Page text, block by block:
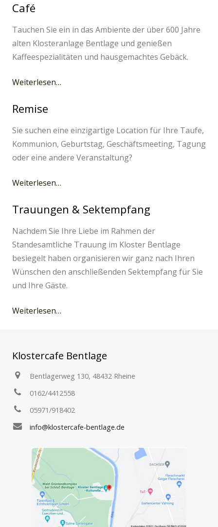
Café
Tauchen Sie ein in das Ambiente der über 600 Jahre
alten Klosteranlage Bentlage und genießen
Kaffeespezialitäten und hausgemachtes Gebäck.
Weiterlesen…
Remise
Sie suchen eine einzigartige Location für Ihre Taufe,
Kommunion, Geburtstag, Geschäftsmeeting, Tagung
oder eine andere Veranstaltung?
Weiterlesen…
Trauungen & Sektempfang
Nachdem Sie Ihre Liebe im Rahmen der
Standesamtliche Trauung im Kloster Bentlage
besiegelt haben organisieren wir ganz nach Ihren
Wünschen den anschließenden Sektempfang für Sie
und Ihre Gäste.
Weiterlesen…
Klostercafe Bentlage
Bentlagerweg 130, 48432 Rheine
0162/4412558
05971/918402
info@klostercafe-bentlage.de